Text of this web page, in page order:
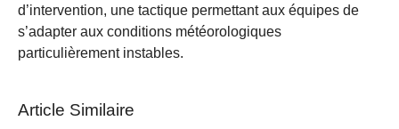
d’intervention, une tactique permettant aux équipes de
s’adapter aux conditions météorologiques
particulièrement instables.
Article Similaire